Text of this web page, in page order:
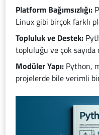
Platform Bağımsızlığı:
Linux gibi birçok farklı
Topluluk ve Destek:
topluluğu ve çok
Modüler Yapı: Python,
projelerde bile verimli